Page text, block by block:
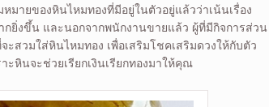
มายของหินไหมทองที่มีอยู่ในตัวอยู่แล้วว่าเน้นเรื่อง
กยิ่งขึ้น และนอกจากพนักงานขายแล้ว ผู้ที่มีกิจการส่วน
ะสวมใส่หินไหมทอง เพื่อเสริมโชคเสริมดวงให้กับตัว
ะหินจะช่วยเรียกเงินเรียกทองมาให้คุณ